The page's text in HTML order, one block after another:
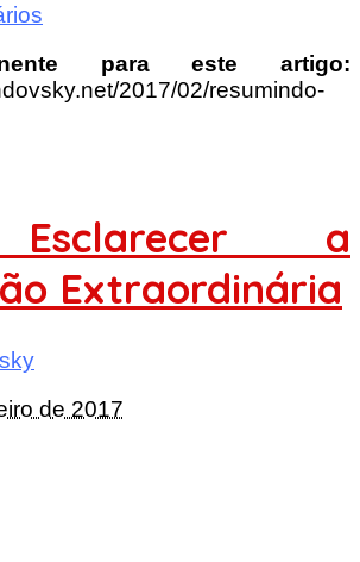
para este artigo:
2017/02/resumindo-
a
Extraordinária
de 2017